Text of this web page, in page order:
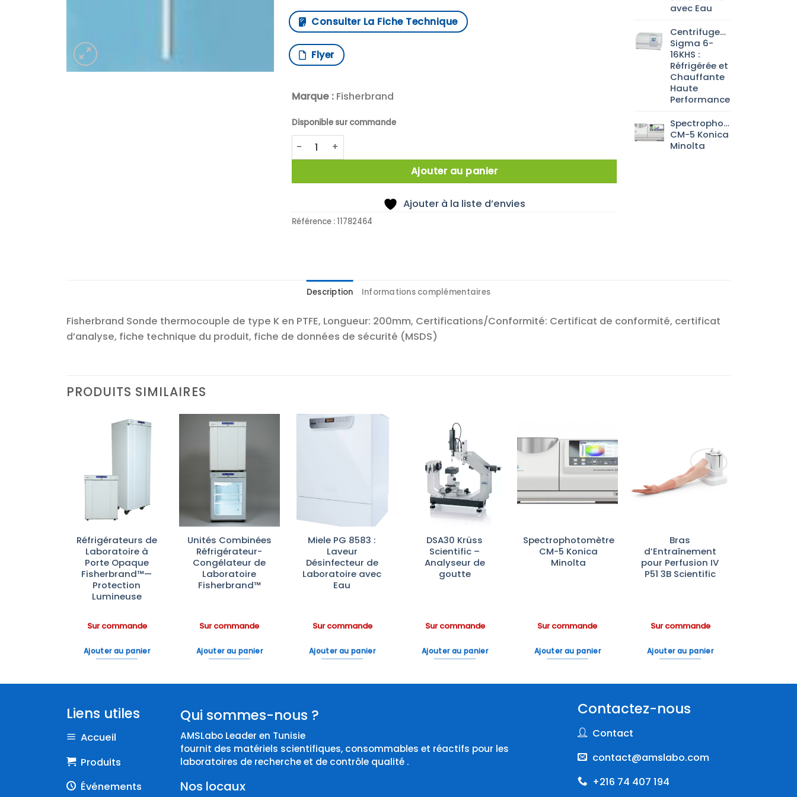
Consulter La Fiche Technique
Flyer
Marque :Fisherbrand
Disponible sur commande
quantité de THERMOCOUPLE K DIA7X200MM PTFE
Ajouter au panier
Ajouter à la liste d’envies
Référence :11782464
avec Eau
Centrifugeuse
Sigma 6-
16KHS :
Réfrigérée et
Chauffante
Haute
Performance
Spectrophotomètre
CM-5 Konica
Minolta
Description Informations complémentaires
Fisherbrand Sonde thermocouple de type K en PTFE, Longueur: 200mm, Certifications/Conformité: Certificat de conformité, certificat
d’analyse, fiche technique du produit, fiche de données de sécurité (MSDS)
PRODUITS SIMILAIRES
Réfrigérateurs de
Laboratoire à
Porte Opaque
Fisherbrand™—
Protection
Lumineuse
Sur commande
Ajouter au panier
Ajouter
à la liste
Unités Combinées
Réfrigérateur-
Congélateur de
Laboratoire
Fisherbrand™
Sur commande
Ajouter au panier
Miele PG 8583 :
Laveur
Désinfecteur de
Laboratoire avec
Eau
Sur commande
Ajouter au panier
Ajouter
à la liste
d’envies
DSA30 Krüss
Scientific –
Analyseur de
goutte
Sur commande
Ajouter au panier
Ajouter
Spectrophotomètre
CM-5 Konica
Minolta
Sur commande
Ajouter au panier
Ajouter
à la liste
d’envies
Bras
d’Entraînement
pour Perfusion IV
P51 3B Scientific
Sur commande
Ajouter au panier
Liens utiles
Accueil
Produits
Événements
Qui sommes-nous ?
AMSLabo Leader en Tunisie
fournit des matériels scientifiques, consommables et réactifs pour les
laboratoires de recherche et de contrôle qualité .
Nos locaux
Contactez-nous
Contact
contact@amslabo.com
+216 74 407 194